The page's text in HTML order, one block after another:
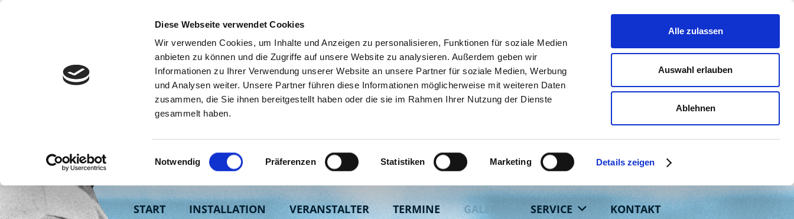
Diese Webseite verwendet Cookies
Wir verwenden Cookies, um Inhalte und Anzeigen zu personalisieren, Funktionen für soziale Medien
anbieten zu können und die Zugriffe auf unsere Website zu analysieren. Außerdem geben wir
Informationen zu Ihrer Verwendung unserer Website an unsere Partner für soziale Medien, Werbung
und Analysen weiter. Unsere Partner führen diese Informationen möglicherweise mit weiteren Daten
zusammen, die Sie ihnen bereitgestellt haben oder die sie im Rahmen Ihrer Nutzung der Dienste
gesammelt haben.
Einwilligungsauswahl
Notwendig Präferenzen Statistiken Marketing Details zeigen
Alle zulassen
Auswahl erlauben
Ablehnen
START INSTALLATION VERANSTALTER TERMINE GALERIE SERVICE KONTAKT